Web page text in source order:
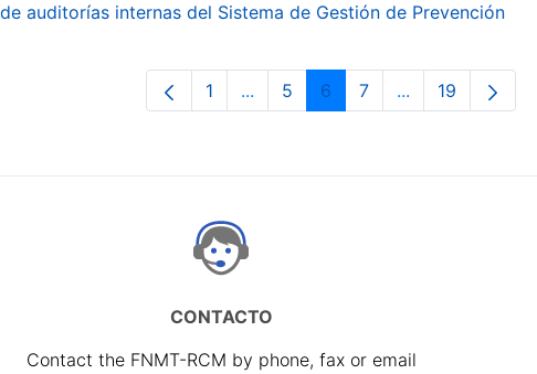
auditorías internas del Sistema de Gestión de Prevención
Page
1 ...Intermediate Pages Use TAB to
Page
5 Page
6 Page
7 ...Intermediate
Page
19
CONTACTO
Contact the FNMT-RCM by phone, fax or email